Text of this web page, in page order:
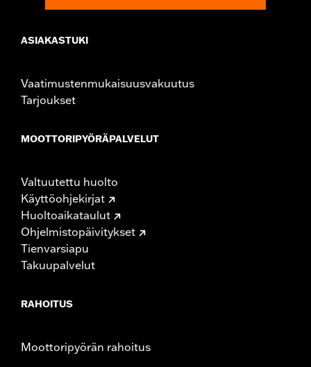
ASIAKASTUKI
Vaatimustenmukaisuusvakuutus
Tarjoukset
MOOTTORIPYÖRÄPALVELUT
Valtuutettu huolto
Käyttöohjekirjat
Huoltoaikataulut
Ohjelmistopäivitykset
Tienvarsiapu
Takuupalvelut
RAHOITUS
Moottoripyörän rahoitus